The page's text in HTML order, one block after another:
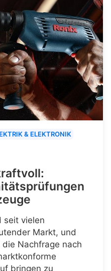
& ELEKTRONIK
seit vielen
Markt, und
Nachfrage nach
bringen zu